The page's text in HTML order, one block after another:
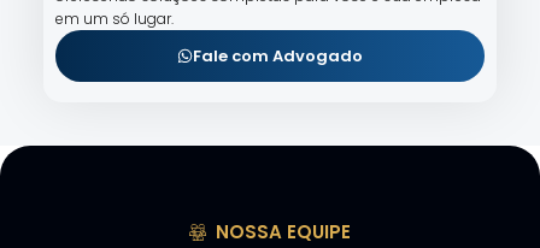
em um só lugar.
Fale com Advogado
NOSSA EQUIPE